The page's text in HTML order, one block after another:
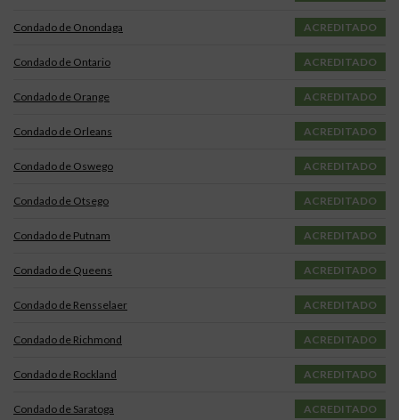
Condado de Onondaga ACREDITADO
Condado de Ontario ACREDITADO
Condado de Orange ACREDITADO
Condado de Orleans ACREDITADO
Condado de Oswego ACREDITADO
Condado de Otsego ACREDITADO
Condado de Putnam ACREDITADO
Condado de Queens ACREDITADO
Condado de Rensselaer ACREDITADO
Condado de Richmond ACREDITADO
Condado de Rockland ACREDITADO
Condado de Saratoga ACREDITADO